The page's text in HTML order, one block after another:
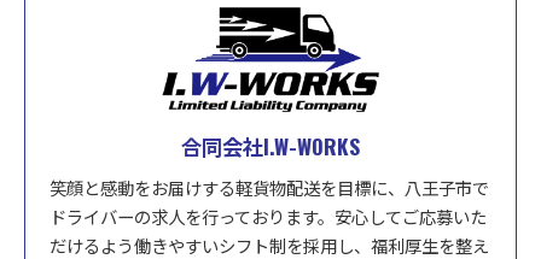
合同会社I.W-WORKS
笑顔と感動をお届けする軽貨物配送を目標に、八王子市で
ドライバーの求人を行っております。安心してご応募いた
だけるよう働きやすいシフト制を採用し、福利厚生を整え